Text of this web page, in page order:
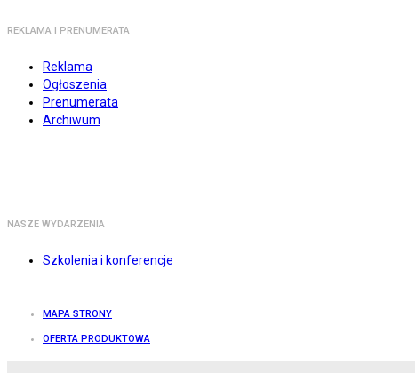
REKLAMA I PRENUMERATA
Reklama
Ogłoszenia
Prenumerata
Archiwum
NASZE WYDARZENIA
Szkolenia i konferencje
MAPA STRONY
OFERTA PRODUKTOWA